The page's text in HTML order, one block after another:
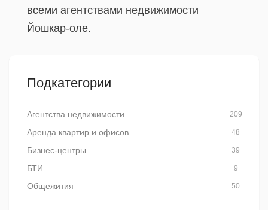
всеми агентствами недвижимости
Йошкар-оле.
Подкатегории
Агентства недвижимости 209
Аренда квартир и офисов 48
Бизнес-центры 39
БТИ 9
Общежития 50